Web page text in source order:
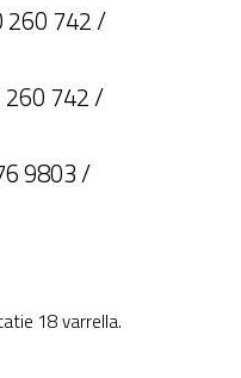
260 742 /
742 /
9803 /
18 varrella.